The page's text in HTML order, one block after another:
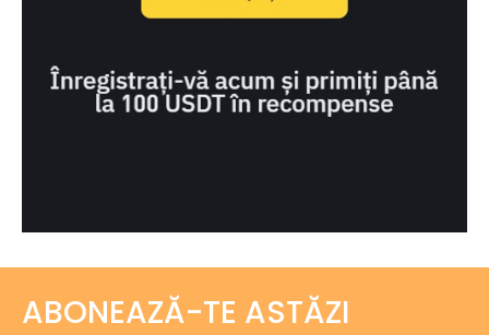
ABONEAZĂ-TE ASTĂZI